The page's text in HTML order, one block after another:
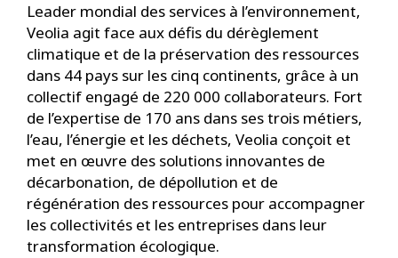
Leader mondial des services à l’environnement,
Veolia agit face aux défis du dérèglement
climatique et de la préservation des ressources
dans 44 pays sur les cinq continents, grâce à un
collectif engagé de 220 000 collaborateurs. Fort
de l’expertise de 170 ans dans ses trois métiers,
l’eau, l’énergie et les déchets, Veolia conçoit et
met en œuvre des solutions innovantes de
décarbonation, de dépollution et de
régénération des ressources pour accompagner
les collectivités et les entreprises dans leur
transformation écologique.